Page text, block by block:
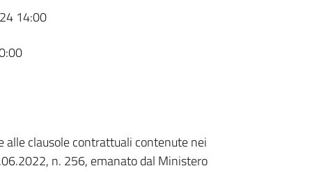
14:00
alle clausole contrattuali contenute nei
n. 256, emanato dal Ministero